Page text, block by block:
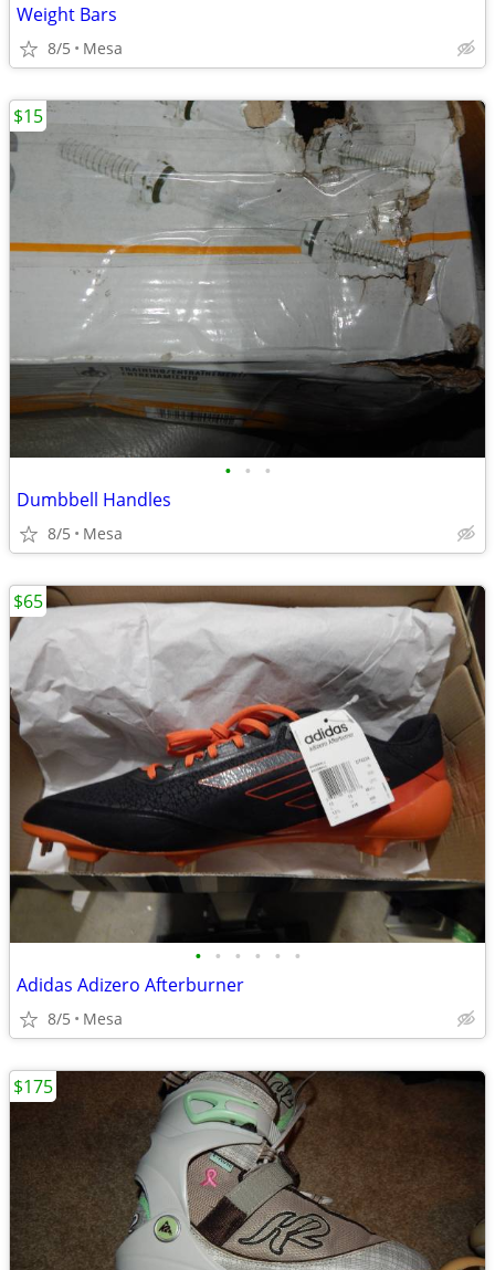
Weight Bars
8/5 Mesa
• • •
Dumbbell Handles
8/5 Mesa
$15
• • • • • •
Adidas Adizero Afterburner
8/5 Mesa
$65
$175